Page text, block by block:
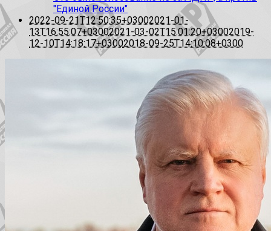
"Единой России"
2022-09-21T12:50:35+03002021-01-
13T16:55:07+03002021-03-02T15:01:20+03002019-
12-10T14:18:17+03002018-09-25T14:10:08+0300